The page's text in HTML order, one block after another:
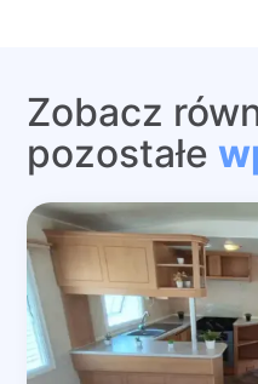
Zobacz
pozostałe